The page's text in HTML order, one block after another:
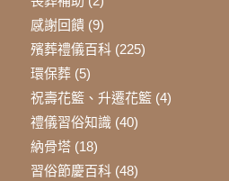
感謝回饋(9)
殯葬禮儀百科(225)
環保葬(5)
祝壽花籃、升遷花籃(4)
禮儀習俗知識(40)
納骨塔(18)
習俗節慶百科(48)